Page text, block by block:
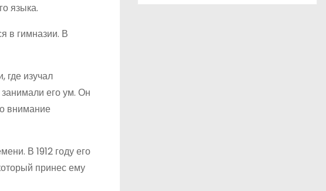
языка.
в гимназии. В
где изучал
его ум. Он
внимание
В 1912 году его
принес ему